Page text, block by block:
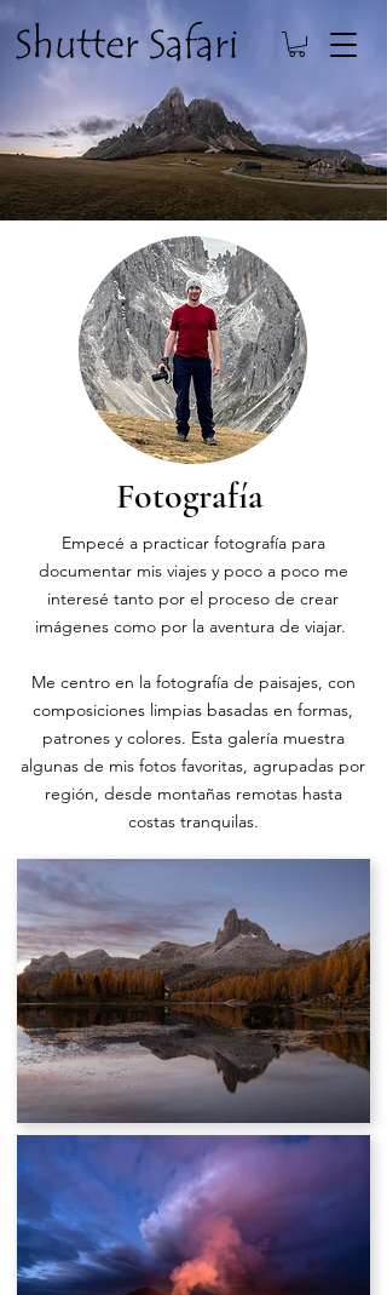
Fotografía
Empecé a practicar fotografía para
documentar mis viajes y poco a poco me
interesé tanto por el proceso de crear
imágenes como por la aventura de viajar.
Me centro en la fotografía de paisajes, con
composiciones limpias basadas en formas,
patrones y colores. Esta galería muestra
algunas de mis fotos favoritas, agrupadas por
región, desde montañas remotas hasta
costas tranquilas.